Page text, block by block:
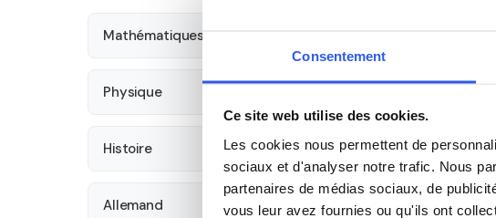
Consentement
Ce site web utilise des cookies.
Les cookies nous permettent de
sociaux et d'analyser notre trafic. Nous
partenaires de médias sociaux, de
vous leur avez fournies ou qu'ils ont
Mathématiques
Physique
Histoire Économie
Allemand